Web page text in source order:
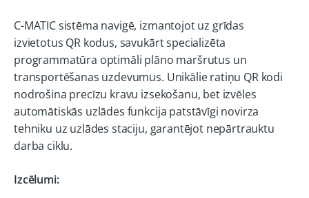
C-MATIC sistēma navigē, izmantojot uz grīdas
izvietotus QR kodus, savukārt specializēta
programmatūra optimāli plāno maršrutus un
transportēšanas uzdevumus. Unikālie ratiņu QR kodi
nodrošina precīzu kravu izsekošanu, bet izvēles
automātiskās uzlādes funkcija patstāvīgi novirza
tehniku uz uzlādes staciju, garantējot nepārtrauktu
darba ciklu.
Izcēlumi: